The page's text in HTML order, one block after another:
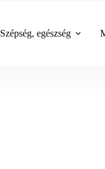
Szépség, egészség